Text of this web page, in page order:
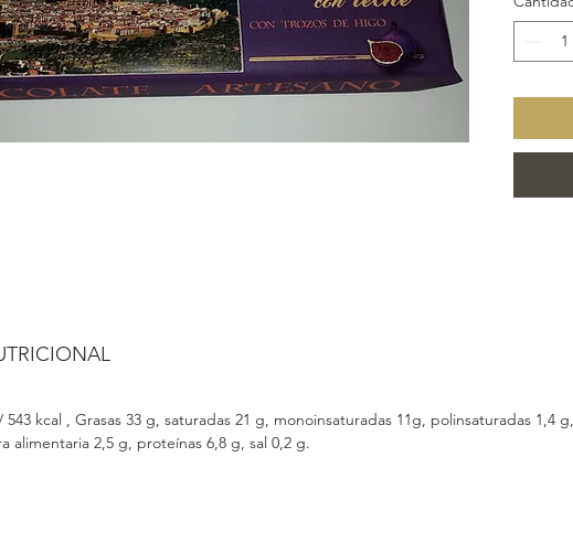
y
Puede
543 kcal , Grasas 33 g, saturadas 21 g, monoinsaturadas 11g, polinsaturadas 1,4
alimentaria 2,5 g, proteínas 6,8 g, sal 0,2 g.